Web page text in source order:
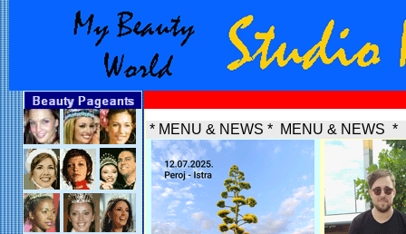
* MENU & NEWS * MENU & NEWS